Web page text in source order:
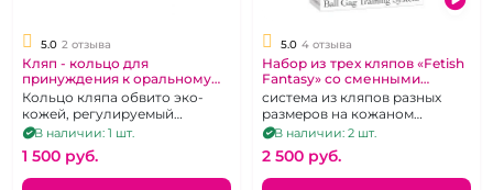
5.0 2 отзыва
Кляп - кольцо для
принуждения к оральному
сексу
Кольцо кляпа обвито эко-
кожей, регулируемый
ремешок из эко-кожи.
В наличии: 1 шт.
1 500 pуб.
5.0 4 отзыва
Набор из трех кляпов «Fetish
Fantasy» со сменными
дышащими шариками
система из кляпов разных
размеров на кожаном
ремешке
В наличии: 2 шт.
2 500 pуб.